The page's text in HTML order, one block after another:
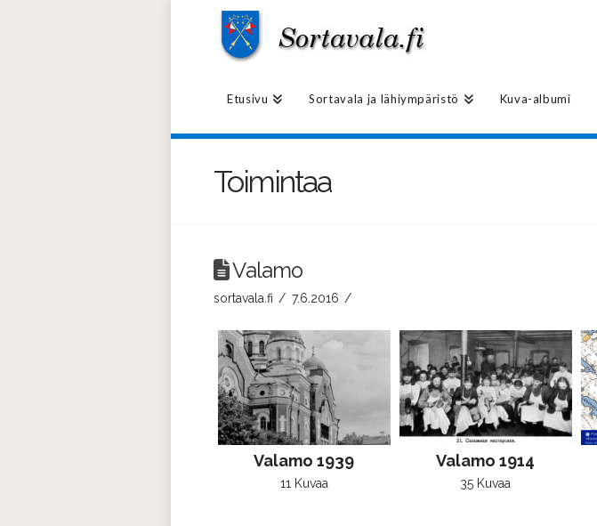
Etusivu Sortavala ja lähiympäristö Kuva-albumi
Toimintaa
Valamo
sortavala.fi 7.6.2016
Valamo 1939
11 Kuvaa
Valamo 1914
35 Kuvaa